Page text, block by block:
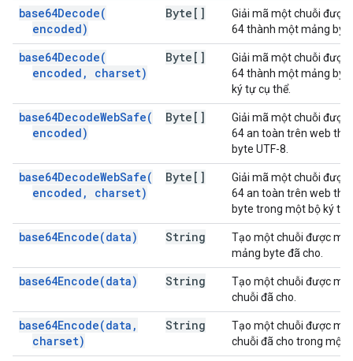
base64Decode(
encoded)
Byte[]
Giải mã một chuỗi được
64 thành một mảng
base64Decode(
encoded , charset)
Byte[]
Giải mã một chuỗi được
64 thành một mảng
ký tự cụ thể.
base64DecodeWebSafe(
encoded)
Byte[]
Giải mã một chuỗi được
64 an toàn trên web
byte UTF-8.
base64DecodeWebSafe(
encoded , charset)
Byte[]
Giải mã một chuỗi được
64 an toàn trên web
byte trong một bộ ký tự
base64Encode(data) String
Tạo một chuỗi được
mảng byte đã cho.
base64Encode(data) String
Tạo một chuỗi được
chuỗi đã cho.
base64Encode(data ,
charset)
String
Tạo một chuỗi được
chuỗi đã cho trong một